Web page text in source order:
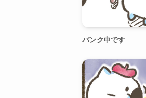
パンク中です